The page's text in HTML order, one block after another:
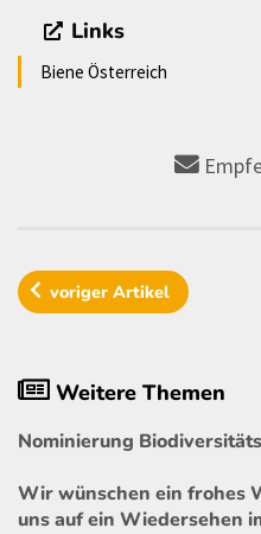
Links
Biene Österreich
vorigerArtikel
Weitere Themen
Nominierung
Wir wünschen ein frohes
uns auf ein Wiedersehen